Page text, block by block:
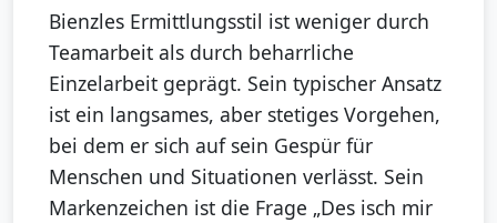
Bienzles Ermittlungsstil ist weniger durch
Teamarbeit als durch beharrliche
Einzelarbeit geprägt. Sein typischer Ansatz
ist ein langsames, aber stetiges Vorgehen,
bei dem er sich auf sein Gespür für
Menschen und Situationen verlässt. Sein
Markenzeichen ist die Frage „Des isch mir